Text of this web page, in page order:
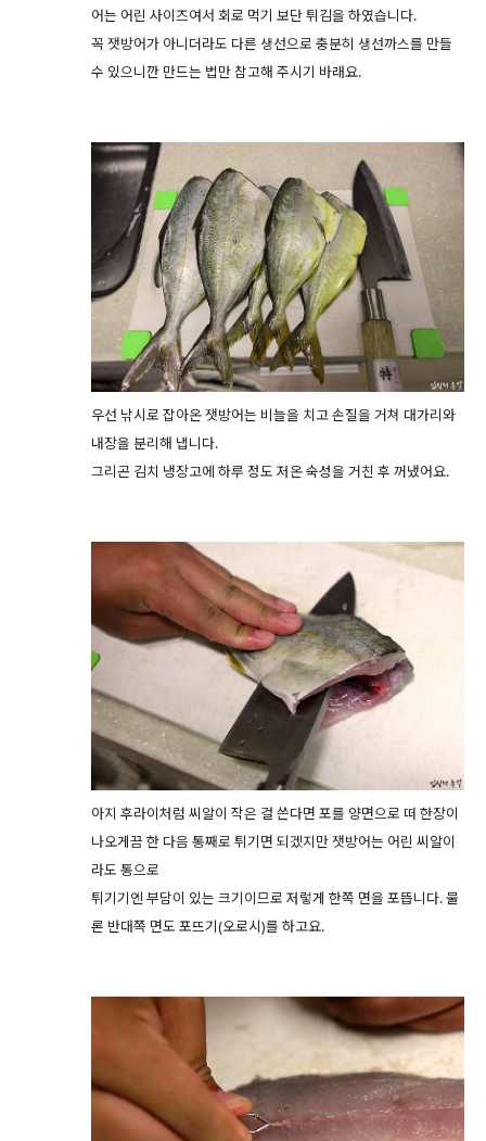
어는 어린 사이즈여서 회로 먹기 보단 튀김을 하였습니다.
꼭 잿방어가 아니더라도 다른 생선으로 충분히 생선까스를 만들
수 있으니깐 만드는 법만 참고해 주시기 바래요.
우선 낚시로 잡아온 잿방어는 비늘을 치고 손질을 거쳐 대가리와
내장을 분리해 냅니다.
그리곤 김치 냉장고에 하루 정도 저온 숙성을 거친 후 꺼냈어요.
아지 후라이처럼 씨알이 작은 걸 쓴다면 포를 양면으로 떠 한장이
나오게끔 한 다음 통째로 튀기면 되겠지만 잿방어는 어린 씨알이
라도 통으로
튀기기엔 부담이 있는 크기이므로 저렇게 한쪽 면을 포뜹니다. 물
론 반대쪽 면도 포뜨기(오로시)를 하고요.